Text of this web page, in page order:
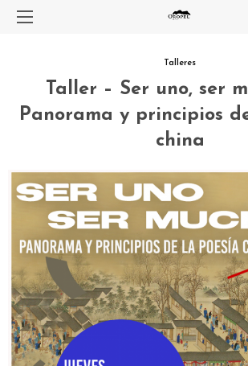
Talleres
Taller – Ser uno, ser
Panorama y principios
china